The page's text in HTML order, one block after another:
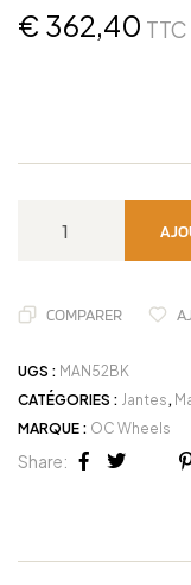
€ 362,40 TTC
COMPARER
UGS : MAN52BK
CATÉGORIES : Jantes,
MARQUE : OC Wheels
Share:
Facebook
Twitter